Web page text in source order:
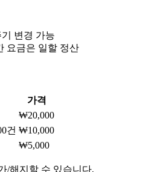
변경 가능
요금은 일할 정산
가격
₩20,000
건 ₩10,000
₩5,000
/해지할 수 있습니다.